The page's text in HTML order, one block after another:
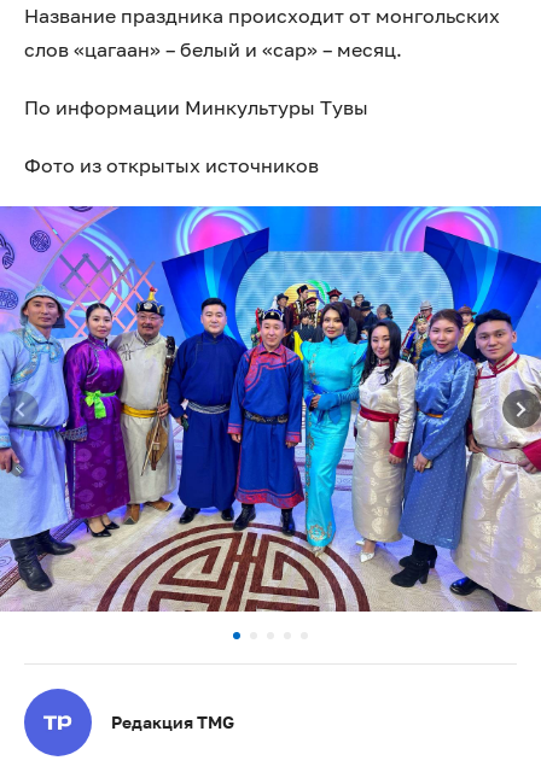
Название праздника происходит от монгольских
слов «цагаан» – белый и «сар» – месяц.
По информации Минкультуры Тувы
Фото из открытых источников
Редакция TMG